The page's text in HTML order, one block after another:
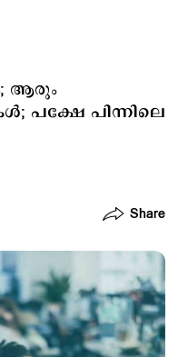
ആരും
പക്ഷേ പിന്നിലെ
Share